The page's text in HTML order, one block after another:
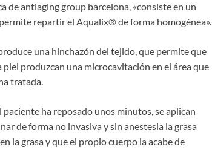
de antiaging group barcelona, «consiste en un
repartir el Aqualix® de forma homogénea».
una hinchazón del tejido, que permite que
produzcan una microcavitación en el área que
tratada.
paciente ha reposado unos minutos, se aplican
de forma no invasiva y sin anestesia la grasa
la grasa y que el propio cuerpo la acabe de